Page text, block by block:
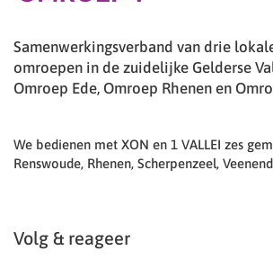
Samenwerkingsverband van drie
omroepen in de zuidelijke Gelderse
Omroep Ede, Omroep Rhenen en
We bedienen met XON en 1 VALLEI zes
Renswoude, Rhenen, Scherpenzeel,
Volg & reageer